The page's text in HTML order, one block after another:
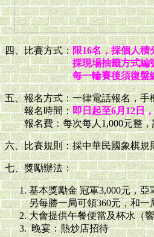
四、比賽方式：限16名，採個人積
採現場抽籤方式編
每一輪賽後須復盤
五、報名方式：一律電話報名，手
報名時間：即日起至6月12日
報名費：每次每人1,000元整，
六、比賽規則：採中華民國象棋規
七、獎勵辦法：
基本獎勵金 冠軍3,000元，亞
另每勝一局可領360元，和一
大會提供午餐便當及杯水（
晚宴：熱炒店招待